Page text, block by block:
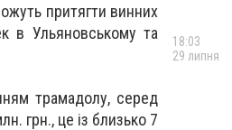
притягти винних
в Ульяновському та
трамадолу, серед
грн., це із близько 7
18:03
29 липня